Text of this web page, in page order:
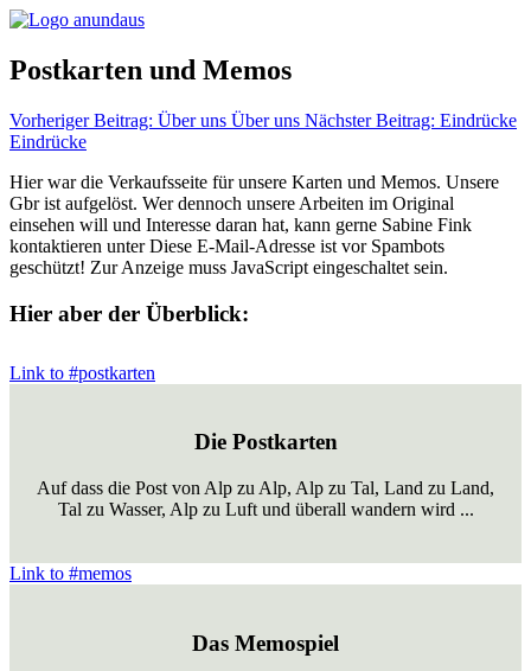
Postkarten und Memos
Vorheriger Beitrag: Über uns Über uns Nächster Beitrag: Eindrücke
Eindrücke
Hier war die Verkaufsseite für unsere Karten und Memos. Unsere
Gbr ist aufgelöst. Wer dennoch unsere Arbeiten im Original
einsehen will und Interesse daran hat, kann gerne Sabine Fink
kontaktieren unterDiese E-Mail-Adresse ist vor Spambots
geschützt! Zur Anzeige muss JavaScript eingeschaltet sein.
Hier aber der Überblick:
Link to #postkarten
Die Postkarten
Auf dass die Post von Alp zu Alp, Alp zu Tal, Land zu Land,
Tal zu Wasser, Alp zu Luft und überall wandern wird ...
Link to #memos
Das Memospiel